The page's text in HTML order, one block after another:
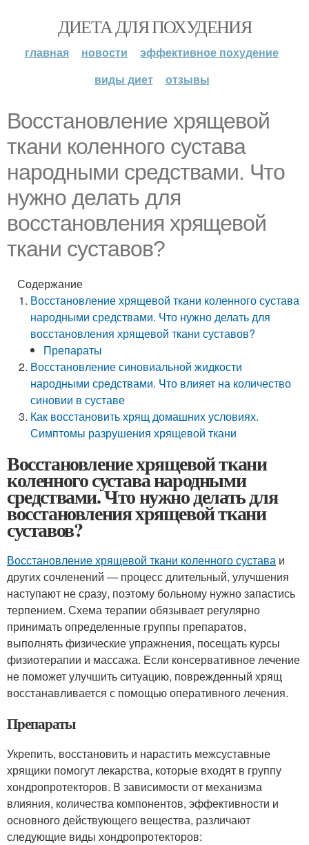
ДИЕТА ДЛЯ ПОХУДЕНИЯ
главная новости
эффективное похудение
виды диет
отзывы
Восстановление хрящевой
ткани коленного сустава
народными средствами. Что
нужно делать для
восстановления хрящевой
ткани суставов?
Содержание
Восстановление хрящевой ткани коленного сустава
народными средствами. Что нужно делать для
восстановления хрящевой ткани суставов?
Препараты
Восстановление синовиальной жидкости
народными средствами. Что влияет на количество
синовии в суставе
Как восстановить хрящ домашних условиях.
Симптомы разрушения хрящевой ткани
Восстановление хрящевой ткани
коленного сустава народными
средствами. Что нужно делать для
восстановления хрящевой ткани
суставов?
Восстановление хрящевой ткани коленного сустава и
других сочленений — процесс длительный, улучшения
наступают не сразу, поэтому больному нужно запастись
терпением. Схема терапии обязывает регулярно
принимать определенные группы препаратов,
выполнять физические упражнения, посещать курсы
физиотерапии и массажа. Если консервативное лечение
не поможет улучшить ситуацию, поврежденный хрящ
восстанавливается с помощью оперативного лечения.
Препараты
Укрепить, восстановить и нарастить межсуставные
хрящики помогут лекарства, которые входят в группу
хондропротекторов. В зависимости от механизма
влияния, количества компонентов, эффективности и
основного действующего вещества, различают
следующие виды хондропротекторов: